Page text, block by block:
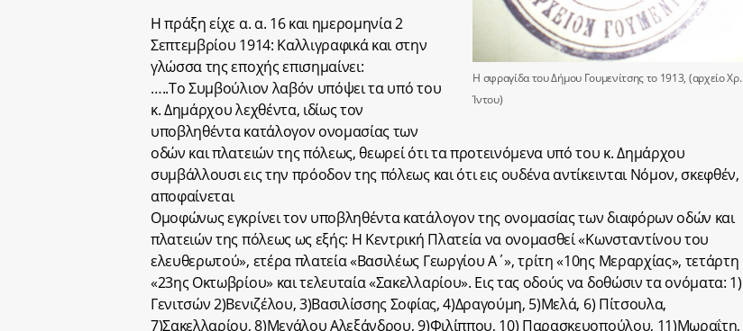
Η σφραγίδα του Δήμου Γουμενίτσης το 1913, (αρχείο Χρ.
Ίντου)
Η πράξη είχε α. α. 16 και ημερομηνία 2
Σεπτεμβρίου 1914: Καλλιγραφικά και στην
γλώσσα της εποχής επισημαίνει:
…..Το Συμβούλιον λαβόν υπόψει τα υπό του
κ. Δημάρχου λεχθέντα, ιδίως τον
υποβληθέντα κατάλογον ονομασίας των
οδών και πλατειών της πόλεως, θεωρεί ότι τα προτεινόμενα υπό του κ. Δημάρχου
συμβάλλουσι εις την πρόοδον της πόλεως και ότι εις ουδένα αντίκεινται Νόμον, σκεφθέν,
αποφαίνεται
Ομοφώνως εγκρίνει τον υποβληθέντα κατάλογον της ονομασίας των διαφόρων οδών και
πλατειών της πόλεως ως εξής: Η Κεντρική Πλατεία να ονομασθεί «Κωνσταντίνου του
ελευθερωτού», ετέρα πλατεία «Βασιλέως Γεωργίου Α΄», τρίτη «10ης Μεραρχίας», τετάρτη
«23ης Οκτωβρίου» και τελευταία «Σακελλαρίου». Εις τας οδούς να δοθώσιν τα ονόματα: 1)
Γενιτσών 2)Βενιζέλου, 3)Βασιλίσσης Σοφίας, 4)Δραγούμη, 5)Μελά, 6) Πίτσουλα,
7)Σακελλαρίου, 8)Μεγάλου Αλεξάνδρου, 9)Φιλίππου, 10) Παρασκευοπούλου, 11)Μωραΐτη,